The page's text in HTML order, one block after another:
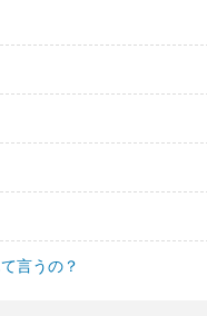
言うの？